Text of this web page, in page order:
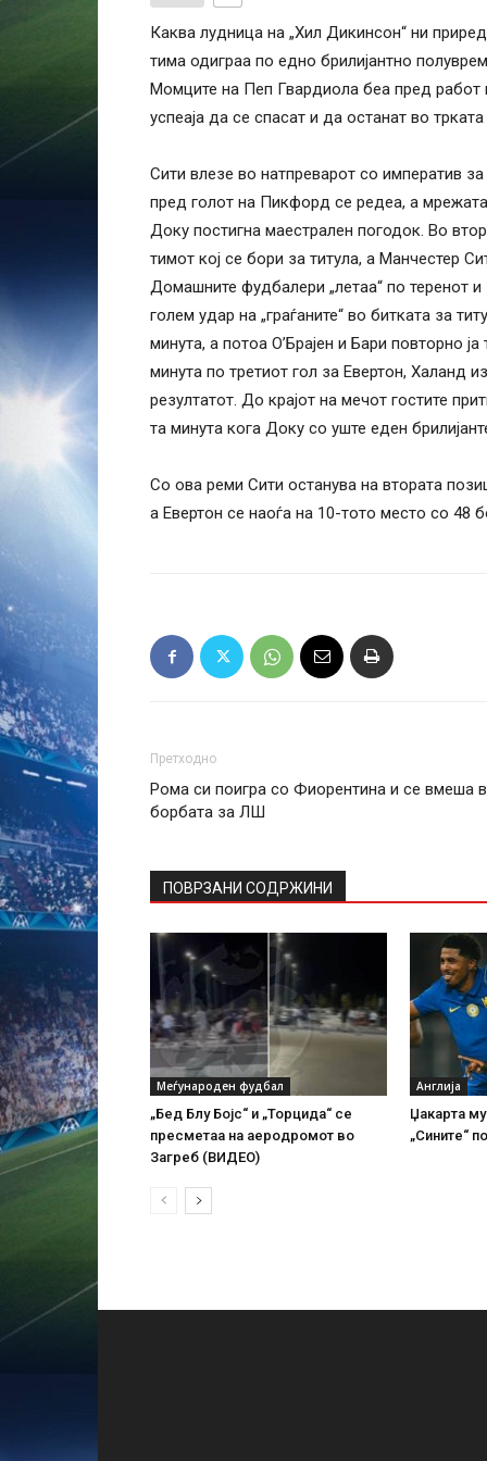
Каква лудница на „Хил Дикинсон“ ни
тима одиграа по едно брилијантно
Момците на Пеп Гвардиола беа пред работ
успеаја да се спасат и да останат во трката
Сити влезе во натпреварот со императив
пред голот на Пикфорд се редеа, а
Доку постигна маестрален погодок. Во
тимот кој се бори за титула, а Манчестер
Домашните фудбалери „летаа“ по теренот
голем удар на „граѓаните“ во битката за
минута, а потоа О’Брајен и Бари повторно
минута по третиот гол за Евертон, Халанд
резултатот. До крајот на мечот гостите
та минута кога Доку со уште еден
Со ова реми Сити останува на втората
а Евертон се наоѓа на 10-тото место со 48
Претходно
Рома си поигра со Фиорентина и се вмеша
борбата за ЛШ
ПОВРЗАНИ СОДРЖИНИ
Меѓународен фудбал
„Бед Блу Бојс“ и „Торцида“ се
пресметаа на аеродромот во
Загреб (ВИДЕО)
Англија
Џакарта
„Сините“